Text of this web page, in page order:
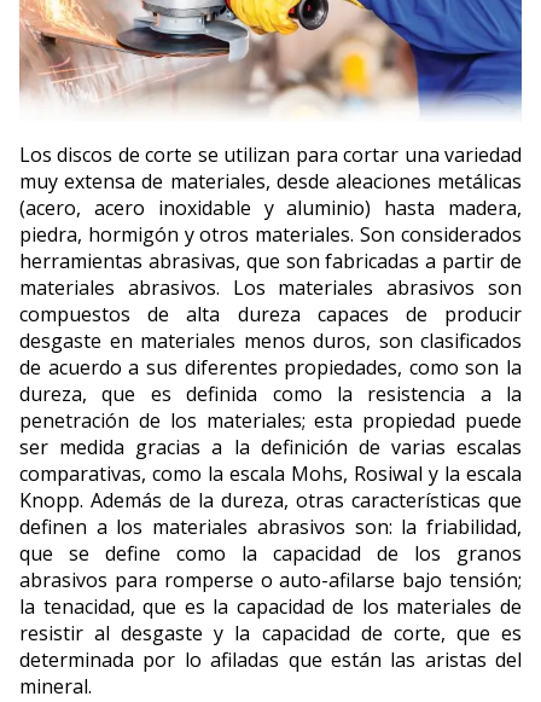
Los discos de corte se utilizan para cortar una variedad
muy extensa de materiales, desde aleaciones metálicas
(acero, acero inoxidable y aluminio) hasta madera,
piedra, hormigón y otros materiales. Son considerados
herramientas abrasivas, que son fabricadas a partir de
materiales abrasivos. Los materiales abrasivos son
compuestos de alta dureza capaces de producir
desgaste en materiales menos duros, son clasificados
de acuerdo a sus diferentes propiedades, como son la
dureza, que es definida como la resistencia a la
penetración de los materiales; esta propiedad puede
ser medida gracias a la definición de varias escalas
comparativas, como la escala Mohs, Rosiwal y la escala
Knopp. Además de la dureza, otras características que
definen a los materiales abrasivos son: la friabilidad,
que se define como la capacidad de los granos
abrasivos para romperse o auto-afilarse bajo tensión;
la tenacidad, que es la capacidad de los materiales de
resistir al desgaste y la capacidad de corte, que es
determinada por lo afiladas que están las aristas del
mineral.